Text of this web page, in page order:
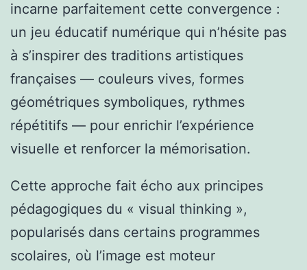
incarne parfaitement cette convergence :
un jeu éducatif numérique qui n’hésite pas
à s’inspirer des traditions artistiques
françaises — couleurs vives, formes
géométriques symboliques, rythmes
répétitifs — pour enrichir l’expérience
visuelle et renforcer la mémorisation.
Cette approche fait écho aux principes
pédagogiques du « visual thinking »,
popularisés dans certains programmes
scolaires, où l’image est moteur